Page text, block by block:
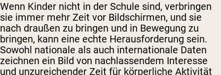
Wenn Kinder nicht in der Schule sind, verbringen
sie immer mehr Zeit vor Bildschirmen, und sie
nach draußen zu bringen und in Bewegung zu
bringen, kann eine echte Herausforderung sein.
Sowohl nationale als auch internationale Daten
zeichnen ein Bild von nachlassendem Interesse
und unzureichender Zeit für körperliche Aktivität